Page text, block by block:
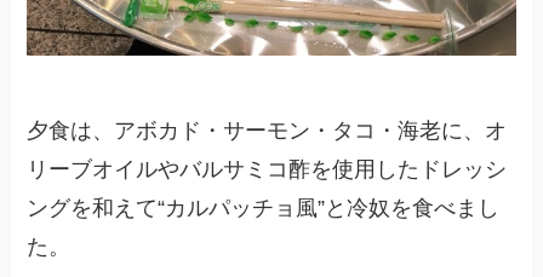
夕食は、アボカド・サーモン・タコ・海老に、オ
リーブオイルやバルサミコ酢を使用したドレッシ
ングを和えて“カルパッチョ風”と冷奴を食べまし
た。